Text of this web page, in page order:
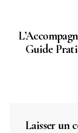
Guide
Laisser un